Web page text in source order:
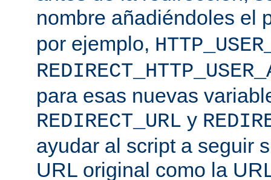
nombre añadiéndoles el
por ejemplo,
para esas nuevas
REDIRECT_URL y
ayudar al script a seguir
URL original como la